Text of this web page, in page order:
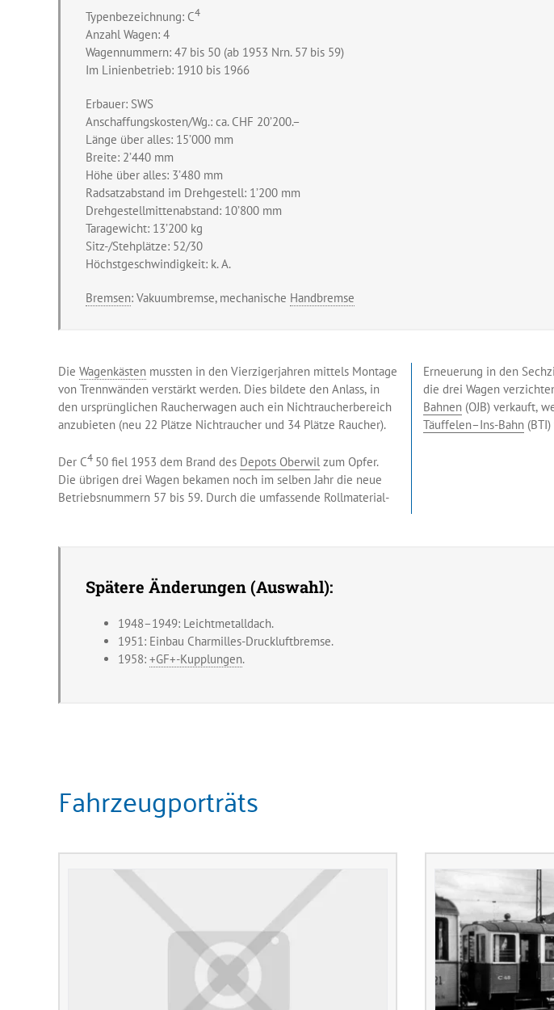
Typenbezeichnung: C4
Anzahl Wagen: 4
Wagennummern: 47 bis 50 (ab 1953 Nrn. 57 bis 59)
Im Linienbetrieb: 1910 bis 1966
Erbauer: SWS
Anschaffungskosten/Wg.: ca. CHF 20’200.–
Länge über alles: 15’000 mm
Breite: 2’440 mm
Höhe über alles: 3’480 mm
Radsatzabstand im Drehgestell: 1’200 mm
Drehgestellmittenabstand: 10’800 mm
Taragewicht: 13’200 kg
Sitz-/Stehplätze: 52/30
Höchstgeschwindigkeit: k. A.
Bremsen: Vakuumbremse, mechanische Handbremse
Die Wagenkästen mussten in den Vierzigerjahren mittels Montage
von Trennwänden verstärkt werden. Dies bildete den Anlass, in
den ursprünglichen Raucherwagen auch ein Nichtraucherbereich
anzubieten (neu 22 Plätze Nichtraucher und 34 Plätze Raucher).
Der C4 50 fiel 1953 dem Brand des Depots Oberwil zum Opfer.
Die übrigen drei Wagen bekamen noch im selben Jahr die neue
Betriebsnummern 57 bis 59. Durch die umfassende Rollmaterial-
Erneuerung in den
die drei Wagen
Bahnen (OJB) verkauft,
Täuffelen–Ins-Bahn
Spätere Änderungen (Auswahl):
1948–1949: Leichtmetalldach.
1951: Einbau Charmilles-Druckluftbremse.
1958: +GF+-Kupplungen.
Fahrzeugporträts